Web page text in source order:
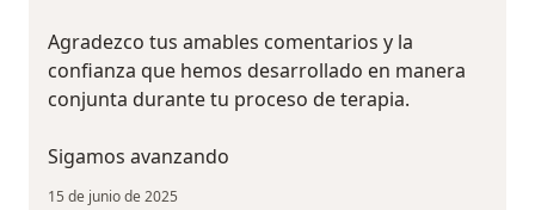
Agradezco tus amables comentarios y la
confianza que hemos desarrollado en manera
conjunta durante tu proceso de terapia.
Sigamos avanzando
15 de junio de 2025